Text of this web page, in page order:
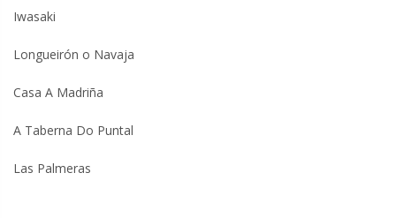
Iwasaki
Longueirón o Navaja
Casa A Madriña
A Taberna Do Puntal
Las Palmeras